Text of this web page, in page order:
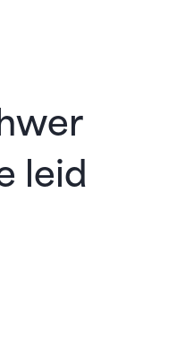
leid